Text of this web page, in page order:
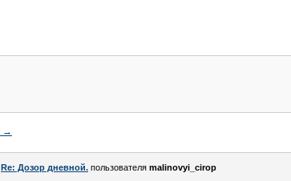
→
Re: Дозор дневной. пользователя malinovyi_cirop